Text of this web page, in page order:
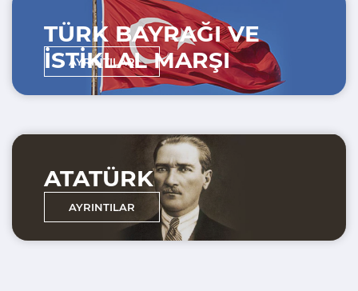
TÜRK BAYRAĞI VE
İSTİKLAL MARŞI
AYRINTILAR
ATATÜRK
AYRINTILAR